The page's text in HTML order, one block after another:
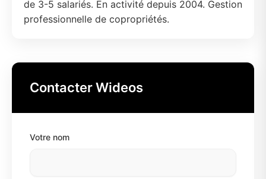
de 3-5 salariés. En activité depuis 2004. Gestion
professionnelle de copropriétés.
Contacter Wideos
Votre nom